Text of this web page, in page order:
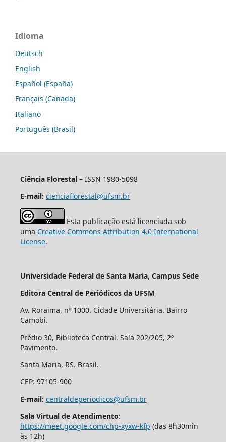
Idioma
Deutsch
English
Español (España)
Français (Canada)
Italiano
Português (Brasil)
Ciência Florestal– ISSN 1980-5098
E-mail: cienciaflorestal@ufsm.br
Esta publicação está licenciada sob
uma Creative Commons Attribution 4.0 International
License.
Universidade Federal de Santa Maria, Campus Sede
Editora Central de Periódicos da UFSM
Av. Roraima, nº 1000. Cidade Universitária. Bairro
Camobi.
Prédio 30, Biblioteca Central, Sala 202/205, 2º
Pavimento.
Santa Maria, RS. Brasil.
CEP: 97105-900
E-mail: centraldeperiodicos@ufsm.br
Sala Virtual de Atendimento:
https://meet.google.com/chp-xyxw-kfp (das 8h30min
às 12h)